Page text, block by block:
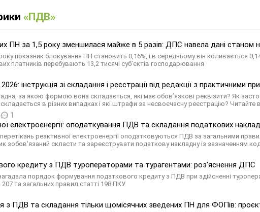
«ПДВ»
ПН за 1,5 року зменшилася майже в 5 разів: ДПС навела дані станом
показник блокування ПН становить 0,16%, і в середньому він коливається
платників перебувають 13,2 тисячі суб’єктів господарювання
інструкція зі складання і реєстрації від редакції з практичними
за якою формою вона складається, які має обов’язкові реквізити? Як
в різних випадках і які штрафи за несвоєчасну реєстрацію? Читайте
1
електроенергії: оподаткування ПДВ та складання податкових
перетікань реактивної електроенергії оподатковуються ПДВ за загальними
зобов'язаний скласти та зареєструвати податкову накладну із зазначенням
кредиту з ПДВ туроператорами та турагентами: роз'яснення ДПС
порядок формування податкового кредиту з ПДВ при здійсненні
та загальних правил статті 198 ПКУ
з ПДВ та складання тільки щомісячних зведених ПН для ФОПів: